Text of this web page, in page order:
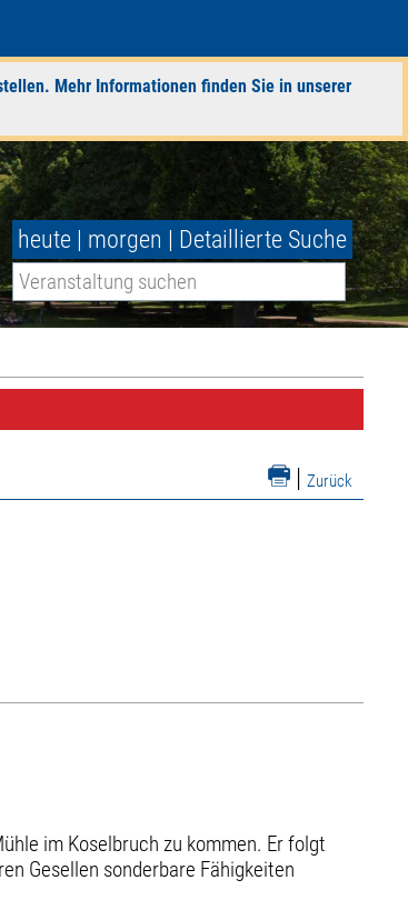
Mehr Informationen finden Sie in unserer
heute | morgen | Detaillierte Suche
| Zurück
im Koselbruch zu kommen. Er folgt
Gesellen sonderbare Fähigkeiten